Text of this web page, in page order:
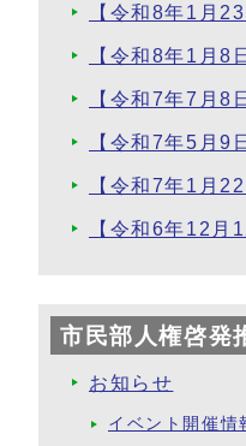
【令和8年1月
【令和8年1月8
【令和7年7月8
【令和7年5月9
【令和7年1月
【令和6年12月
市民部人権啓発
お知らせ
イベント開催情